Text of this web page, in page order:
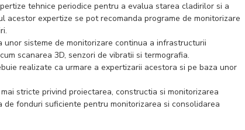
tehnice periodice pentru a evalua starea cladirilor si a
acestor expertize se pot recomanda programe de monitorizare
sisteme de monitorizare continua a infrastructurii
scanarea 3D, senzori de vibratii si termografia.
realizate ca urmare a expertizarii acestora si pe baza unor
stricte privind proiectarea, constructia si monitorizarea
fonduri suficiente pentru monitorizarea si consolidarea